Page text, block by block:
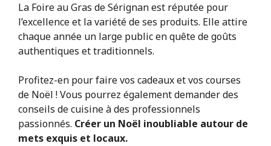
La Foire au Gras de Sérignan est réputée pour
l’excellence et la variété de ses produits. Elle attire
chaque année un large public en quête de goûts
authentiques et traditionnels.
Profitez-en pour faire vos cadeaux et vos courses
de Noël ! Vous pourrez également demander des
conseils de cuisine à des professionnels
passionnés. Créer un Noël inoubliable autour de
mets exquis et locaux.